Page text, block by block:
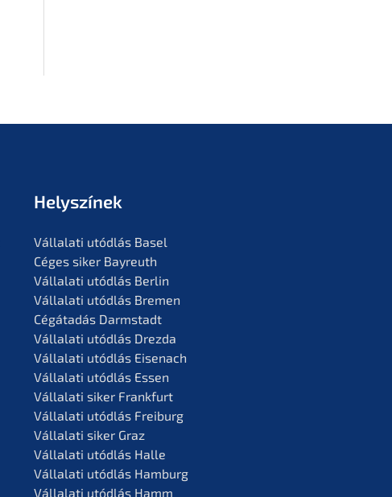
Helyszí­nek
Vállala­ti utódlás Basel
Céges siker Bayreuth
Vállala­ti utódlás Berlin
Vállala­ti utódlás Bremen
Cégáta­dás Darmstadt
Vállala­ti utódlás Drezda
Vállala­ti utódlás Eisenach
Vállala­ti utódlás Essen
Vállala­ti siker Frankfurt
Vállala­ti utódlás Freiburg
Vállala­ti siker Graz
Vállala­ti utódlás Halle
Vállala­ti utódlás Hamburg
Vállala­ti utódlás Hamm